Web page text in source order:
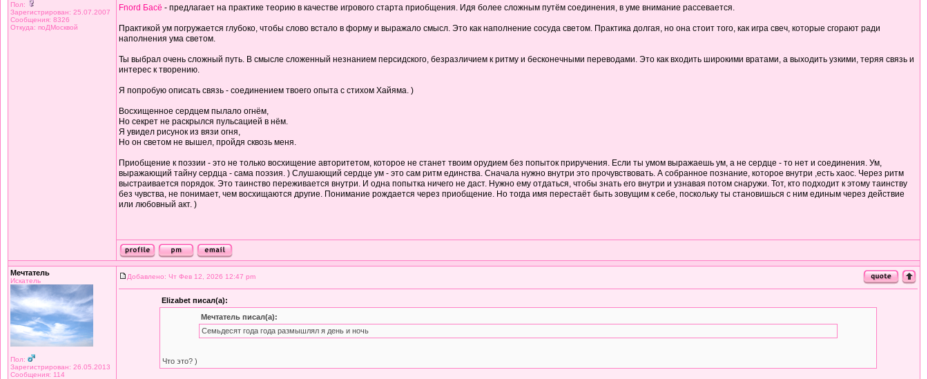
Пол:
Зарегистрирован: 25.07.2007
Сообщения: 8326
Откуда: поДМосквой
Fnord Басё - предлагает на практике теорию в качестве игрового старта приобщения. Идя более сложным путём соединения, в уме внимание рассевается.
Практикой ум погружается глубоко, чтобы слово встало в форму и выражало смысл. Это как наполнение сосуда светом. Практика долгая, но она стоит того, как игра свеч, которые сгорают ради
наполнения ума светом.
Ты выбрал очень сложный путь. В смысле сложенный незнанием персидского, безразличием к ритму и бесконечными переводами. Это как входить широкими вратами, а выходить узкими, теряя связь и
интерес к творению.
Я попробую описать связь - соединением твоего опыта с стихом Хайяма. )
Восхищенное сердцем пылало огнём,
Но секрет не раскрылся пульсацией в нём.
Я увидел рисунок из вязи огня,
Но он светом не вышел, пройдя сквозь меня.
Приобщение к поэзии - это не только восхищение авторитетом, которое не станет твоим орудием без попыток приручения. Если ты умом выражаешь ум, а не сердце - то нет и соединения. Ум,
выражающий тайну сердца - сама поэзия. ) Слушающий сердце ум - это сам ритм единства. Сначала нужно внутри это прочувствовать. А собранное познание, которое внутри ,есть хаос. Через ритм
выстраивается порядок. Это таинство переживается внутри. И одна попытка ничего не даст. Нужно ему отдаться, чтобы знать его внутри и узнавая потом снаружи. Тот, кто подходит к этому таинству
без чувства, не понимает, чем восхищаются другие. Понимание рождается через приобщение. Но тогда имя перестаёт быть зовущим к себе, поскольку ты становишься с ним единым через действие
или любовный акт. )
Мечтатель
Искатель
Пол:
Зарегистрирован: 26.05.2013
Сообщения: 114
Добавлено: Чт Фев 12, 2026 12:47 pm
Elizabet писал(а):
Мечтатель писал(а):
Семьдесят года года размышлял я день и ночь
Что это? )